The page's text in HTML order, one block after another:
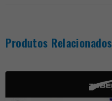
Produtos Relacionados